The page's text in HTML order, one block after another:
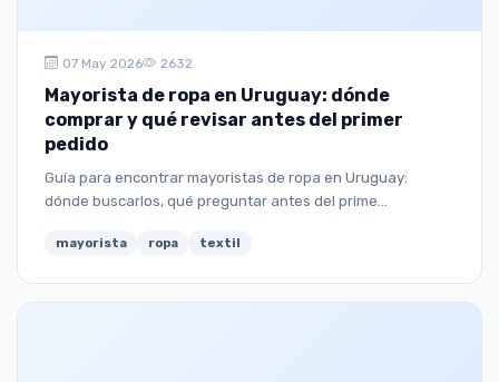
07 May 2026 2632
Mayorista de ropa en Uruguay: dónde
comprar y qué revisar antes del primer
pedido
Guía para encontrar mayoristas de ropa en Uruguay:
dónde buscarlos, qué preguntar antes del prime...
mayorista ropa textil